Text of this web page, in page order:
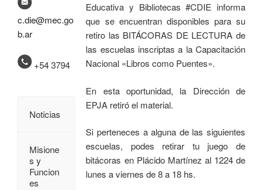
Educativa y Bibliotecas #CDIE informa
que se encuentran disponibles para su
retiro las BITÁCORAS DE LECTURA de
las escuelas inscriptas a la Capacitación
Nacional «Libros como Puentes».
En esta oportunidad, la Dirección de
EPJA retiró el material.
Si perteneces a alguna de las siguientes
escuelas, podes retirar tu juego de
bitácoras en Plácido Martínez al 1224 de
lunes a viernes de 8 a 18 hs.
c.die@mec.go
b.ar
+54 3794
Noticias
Misione
s y
Funcion
es